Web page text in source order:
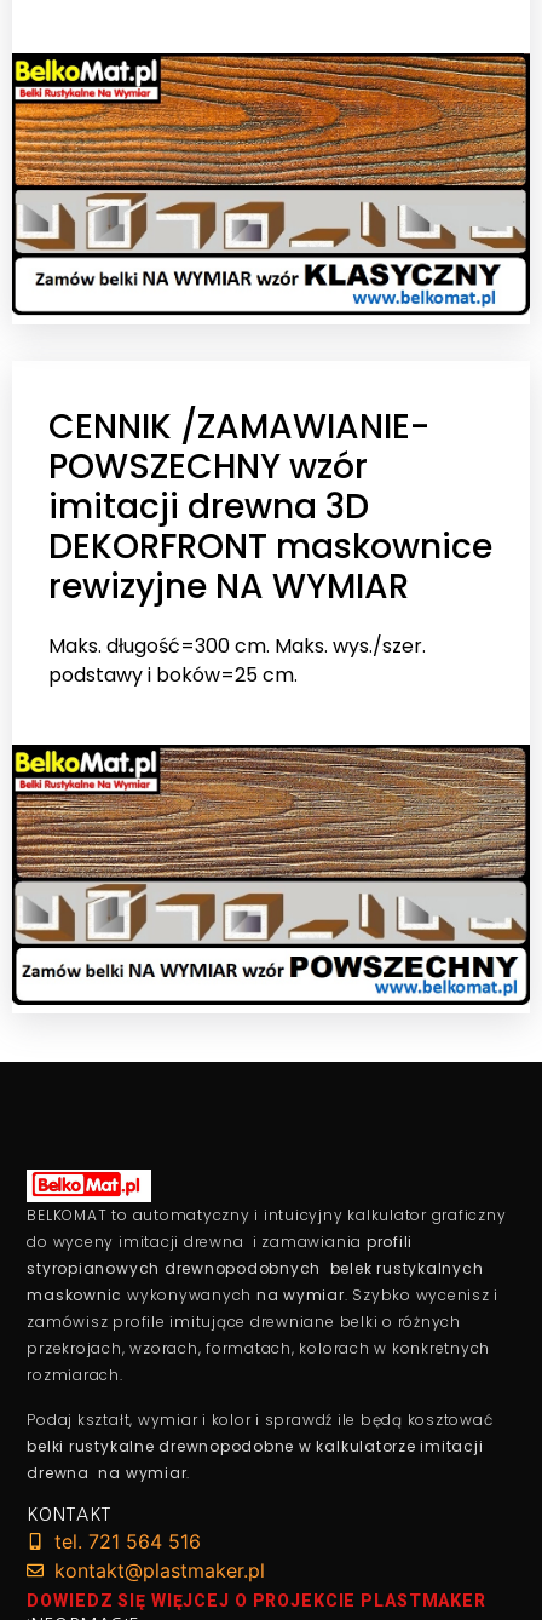
CENNIK /ZAMAWIANIE-
POWSZECHNY wzór
imitacji drewna 3D
DEKORFRONT maskownice
rewizyjne NA WYMIAR
Maks. długość=300 cm. Maks. wys./szer.
podstawy i boków=25 cm.
BELKOMAT to automatyczny i intuicyjny kalkulator graficzny
do wyceny imitacji drewna i zamawiania profili
styropianowych drewnopodobnych belek rustykalnych
maskownic wykonywanych na wymiar. Szybko wycenisz i
zamówisz profile imitujące drewniane belki o różnych
przekrojach, wzorach, formatach, kolorach w konkretnych
rozmiarach.
Podaj kształt, wymiar i kolor i sprawdź ile będą kosztować
belki rustykalne drewnopodobne w kalkulatorze imitacji
drewna na wymiar.
KONTAKT
tel. 721 564 516
kontakt@plastmaker.pl
DOWIEDZ SIĘ WIĘJCEJ O PROJEKCIE PLASTMAKER